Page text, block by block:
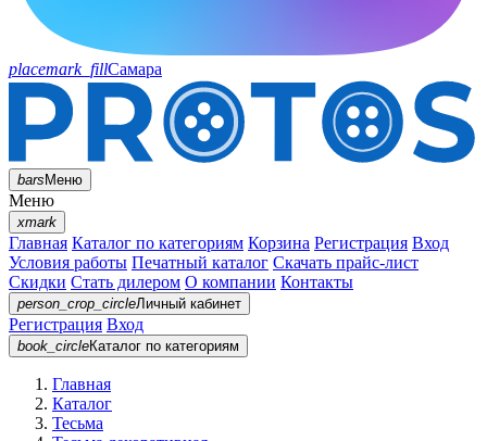
placemark_fillСамара
barsМеню
Меню
xmark
Главная Каталог по категориям Корзина Регистрация Вход
Условия работы Печатный каталог Скачать прайс-лист
Скидки Стать дилером О компании Контакты
person_crop_circleЛичный кабинет
Регистрация Вход
book_circleКаталог по категориям
Главная
Каталог
Тесьма